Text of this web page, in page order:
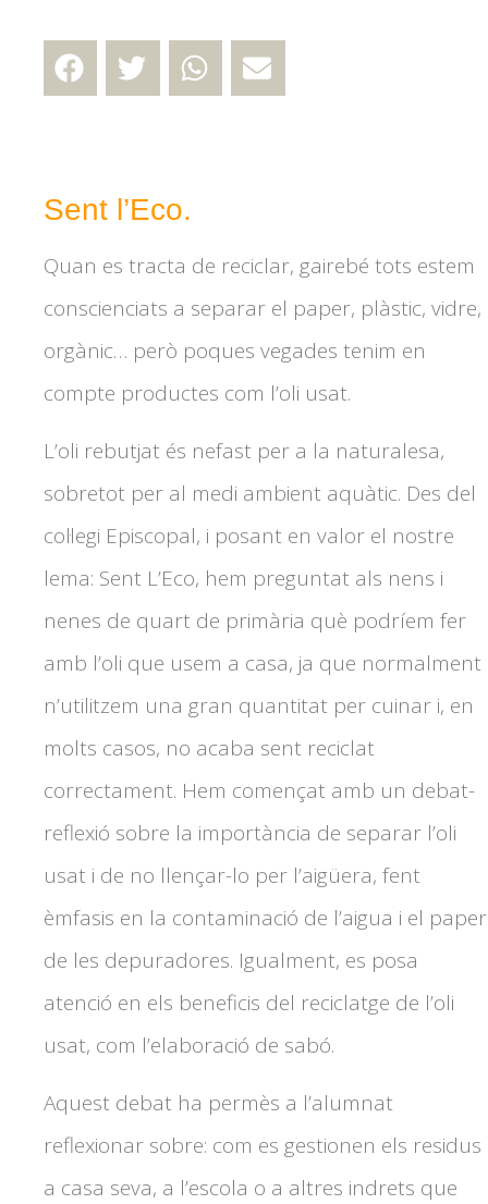
Sent l’Eco.
Quan es tracta de reciclar, gairebé tots estem
conscienciats a separar el paper, plàstic, vidre,
orgànic… però poques vegades tenim en
compte productes com l’oli usat.
L’oli rebutjat és nefast per a la naturalesa,
sobretot per al medi ambient aquàtic. Des del
col·legi Episcopal, i posant en valor el nostre
lema: Sent L’Eco, hem preguntat als nens i
nenes de quart de primària què podríem fer
amb l’oli que usem a casa, ja que normalment
n’utilitzem una gran quantitat per cuinar i, en
molts casos, no acaba sent reciclat
correctament. Hem començat amb un debat-
reflexió sobre la importància de separar l’oli
usat i de no llençar-lo per l’aigüera, fent
èmfasis en la contaminació de l’aigua i el paper
de les depuradores. Igualment, es posa
atenció en els beneficis del reciclatge de l’oli
usat, com l’elaboració de sabó.
Aquest debat ha permès a l’alumnat
reflexionar sobre: com es gestionen els residus
a casa seva, a l’escola o a altres indrets que